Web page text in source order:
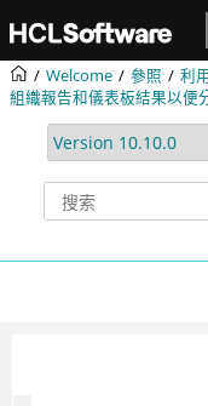
Welcome 參照
利
組織報告和儀表板結果以便